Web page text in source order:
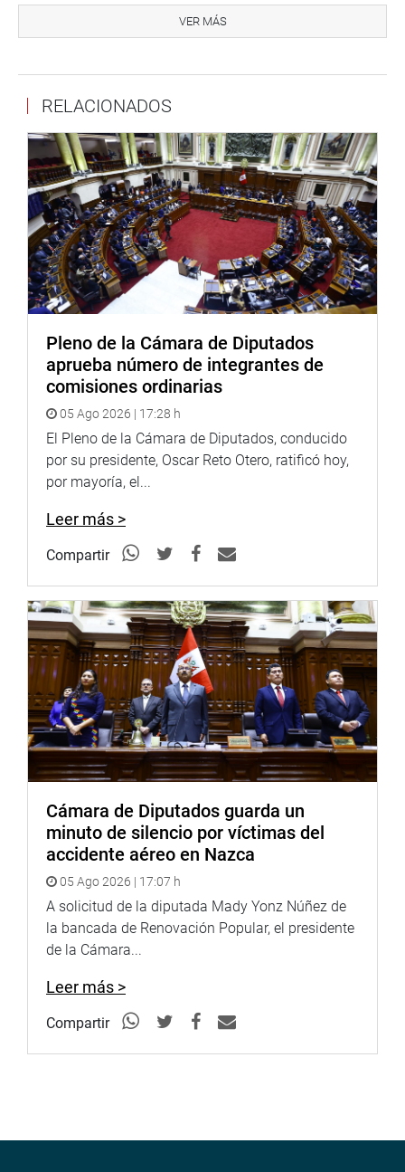
Enseguida transmitiremos la ampliación de esta noticia.
Facebook:https://www.facebook.com/congresoperu
https://www.facebook.com/congresoperu?fref=ts>
Twitter:https://twitter.com/congresoperu
https://twitter.com/congresoperu>
Youtube:http://www.youtube.com/congresoperu
http://www.youtube.com/congresoperu>
Soundcloud:https://soundcloud.com/radiocongreso
https://soundcloud.com/radiocongreso
VER MÁS
RELACIONADOS
Pleno de la Cámara de Diputados
aprueba número de integrantes de
comisiones ordinarias
05 Ago 2026 | 17:28 h
El Pleno de la Cámara de Diputados, conducido
por su presidente, Oscar Reto Otero, ratificó hoy,
por mayoría, el...
Leer más >
Compartir
Cámara de Diputados guarda un
minuto de silencio por víctimas del
accidente aéreo en Nazca
05 Ago 2026 | 17:07 h
A solicitud de la diputada Mady Yonz Núñez de
la bancada de Renovación Popular, el presidente
de la Cámara...
Leer más >
Compartir